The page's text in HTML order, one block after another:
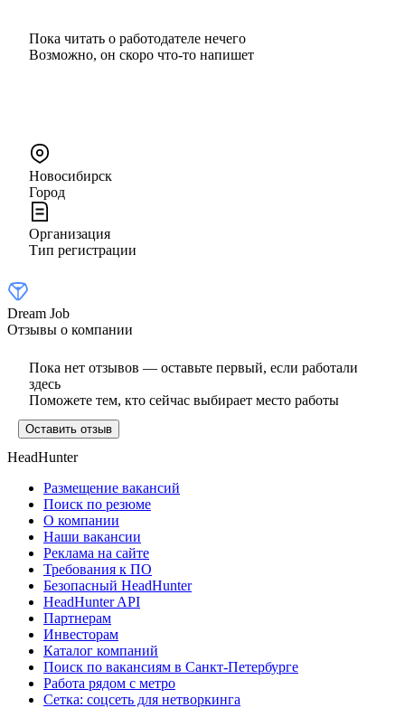
Пока читать о работодателе нечего
Возможно, он скоро что‑то напишет
Новосибирск
Город
Организация
Тип регистрации
Dream Job
Отзывы о компании
Пока нет отзывов — оставьте первый, если работали
здесь
Поможете тем, кто сейчас выбирает место работы
Оставить отзыв
HeadHunter
Размещение вакансий
Поиск по резюме
О компании
Наши вакансии
Реклама на сайте
Требования к ПО
Безопасный HeadHunter
HeadHunter API
Партнерам
Инвесторам
Каталог компаний
Поиск по вакансиям в Санкт-Петербурге
Работа рядом с метро
Сетка: соцсеть для нетворкинга